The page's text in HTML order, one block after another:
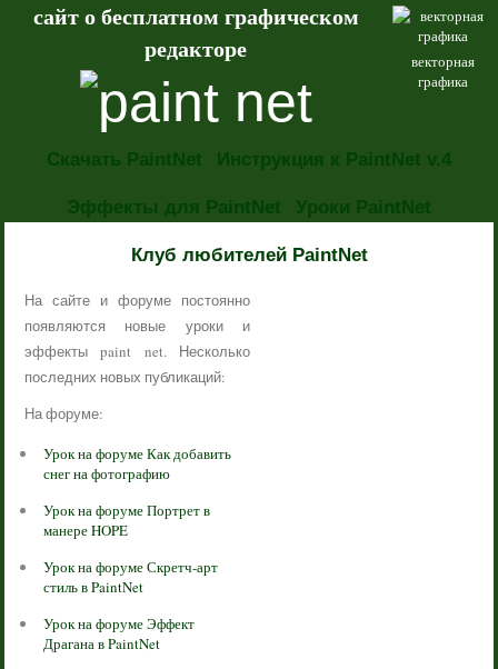
векторная
графика
сайт о бесплатном графическом
редакторе
Скачать PaintNet Инструкция к PaintNet v.4
Эффекты для PaintNet Уроки PaintNet
Клуб любителей PaintNet
На сайте и форуме постоянно
появляются новые уроки и
эффекты paint net. Несколько
последних новых публикаций:
На форуме:
Урок на форуме Как добавить
снег на фотографию
Урок на форуме Портрет в
манере HOPE
Урок на форуме Скретч-арт
стиль в PaintNet
Урок на форуме Эффект
Драгана в PaintNet